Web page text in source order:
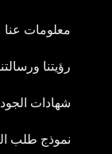
يمكن أن يؤدي
إلى مشاكل
يمنعه من تحقيق
سيدرا
معلومات عنا
رؤيتنا
شهادات
نموذج طلب